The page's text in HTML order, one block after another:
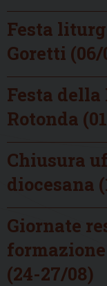
Festa
Goretti (06/
Festa
Rotonda
Chiusura
diocesana
Giornate
(24-27/08)